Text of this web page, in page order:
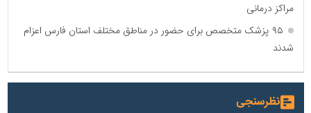
مراکز درمانی
۹۵ پزشک متخصص برای حضور در مناطق مختلف استان فارس اعزام
شدند
نظرسنجی